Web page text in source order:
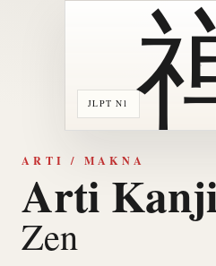
JLPT N1
ARTI / MAKNA
Arti
Zen